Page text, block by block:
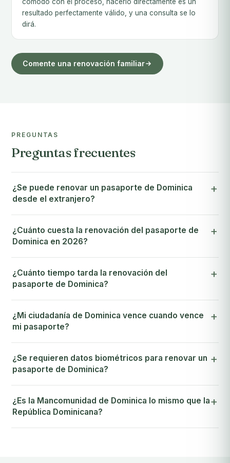
resultado perfectamente válido, y una consulta se lo
dirá.
Comente una renovación familiar
PREGUNTAS
Preguntas frecuentes
¿Se puede renovar un pasaporte de Dominica
desde el extranjero?
¿Cuánto cuesta la renovación del pasaporte de
Dominica en 2026?
¿Cuánto tiempo tarda la renovación del
pasaporte de Dominica?
¿Mi ciudadanía de Dominica vence cuando vence
mi pasaporte?
¿Se requieren datos biométricos para renovar un
pasaporte de Dominica?
¿Es la Mancomunidad de Dominica lo mismo que la
República Dominicana?